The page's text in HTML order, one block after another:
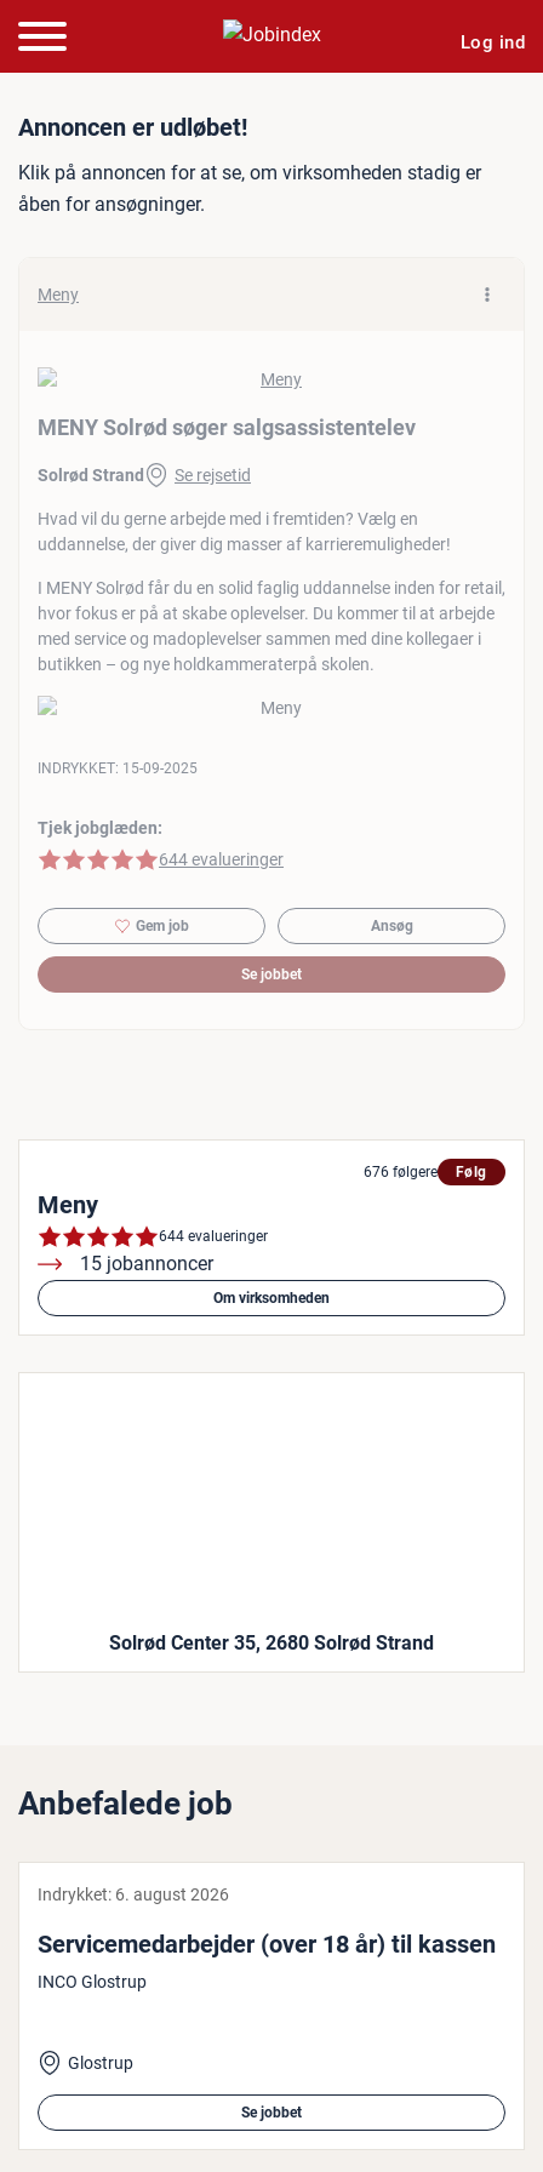
Log ind
Jobannonce: MENY
Annoncen er udløbet!
Klik på annoncen for at se, om virksomheden stadig er
åben for ansøgninger.
Meny
MENY Solrød søger salgsassistentelev
Solrød Strand Se rejsetid
Hvad vil du gerne arbejde med i fremtiden? Vælg en
uddannelse, der giver dig masser af karrieremuligheder!
I MENY Solrød får du en solid faglig uddannelse inden for retail,
hvor fokus er på at skabe oplevelser. Du kommer til at arbejde
med service og madoplevelser sammen med dine kollegaer i
butikken – og nye holdkammeraterpå skolen.
Tjek jobglæden:
5 af 5 stjerner
644 evalueringer
INDRYKKET: 15-09-2025
Gem job Ansøg
Se jobbet
676 følgere Følg
Meny
644 evalueringer
15 jobannoncer
Om virksomheden
Solrød Center 35, 2680 Solrød Strand
Anbefalede job
Indrykket: 6. august 2026
Ser­vi­ce­me­d­ar­bej­der (over 18 år) til kassen
INCO Glostrup
Glostrup
Se jobbet